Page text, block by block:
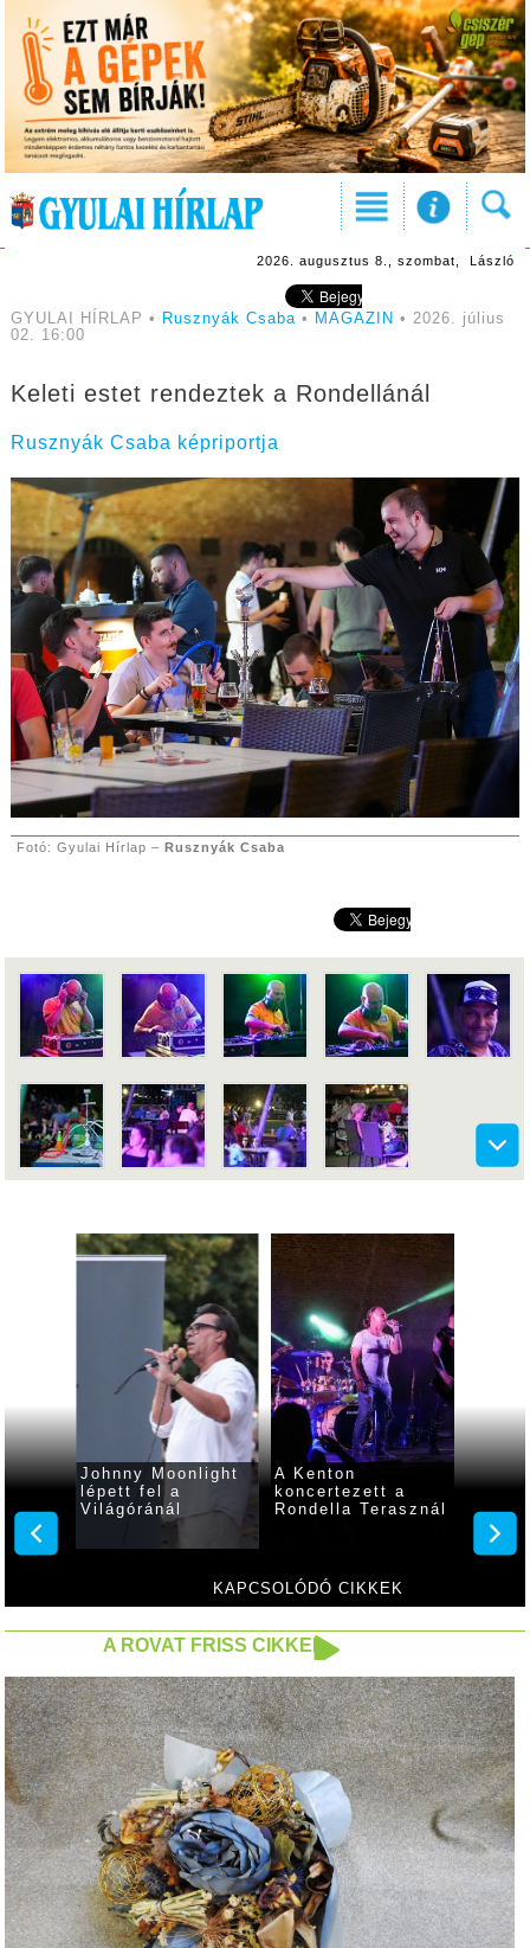
2026. augusztus 8., szombat, László
GYULAI HÍRLAP • Rusznyák Csaba• MAGAZIN • 2026. július
02. 16:00
Keleti estet rendeztek a Rondellánál
Rusznyák Csaba képriportja
Fotó: Gyulai Hírlap – Rusznyák Csaba
KAPCSOLÓDÓ CIKKEK
a
Johnny Moonlight
lépett fel a
Világóránál
A Kenton
koncertezett a
Rondella Terasznál
A
A ROVAT FRISS CIKKEI